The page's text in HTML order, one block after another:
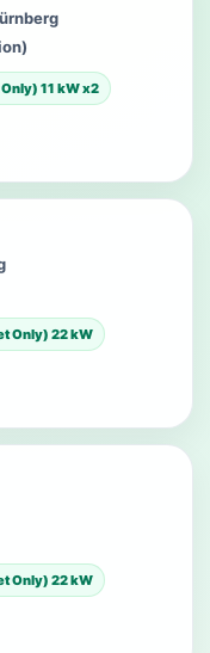
11 kW x2
Only) 22 kW
Only) 22 kW